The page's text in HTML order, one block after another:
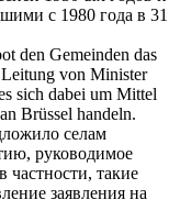
с 1980 года в 31
den Gemeinden das
von Minister
sich dabei um Mittel
Brüssel handeln.
селам
руководимое
такие
заявления на